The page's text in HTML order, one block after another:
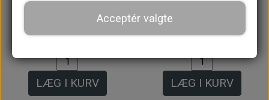
Special Classic Y350
145 / 80 10" Dæk
640,00 kr.
LÆG I KURV LÆG I KURV
Acceptér valgte